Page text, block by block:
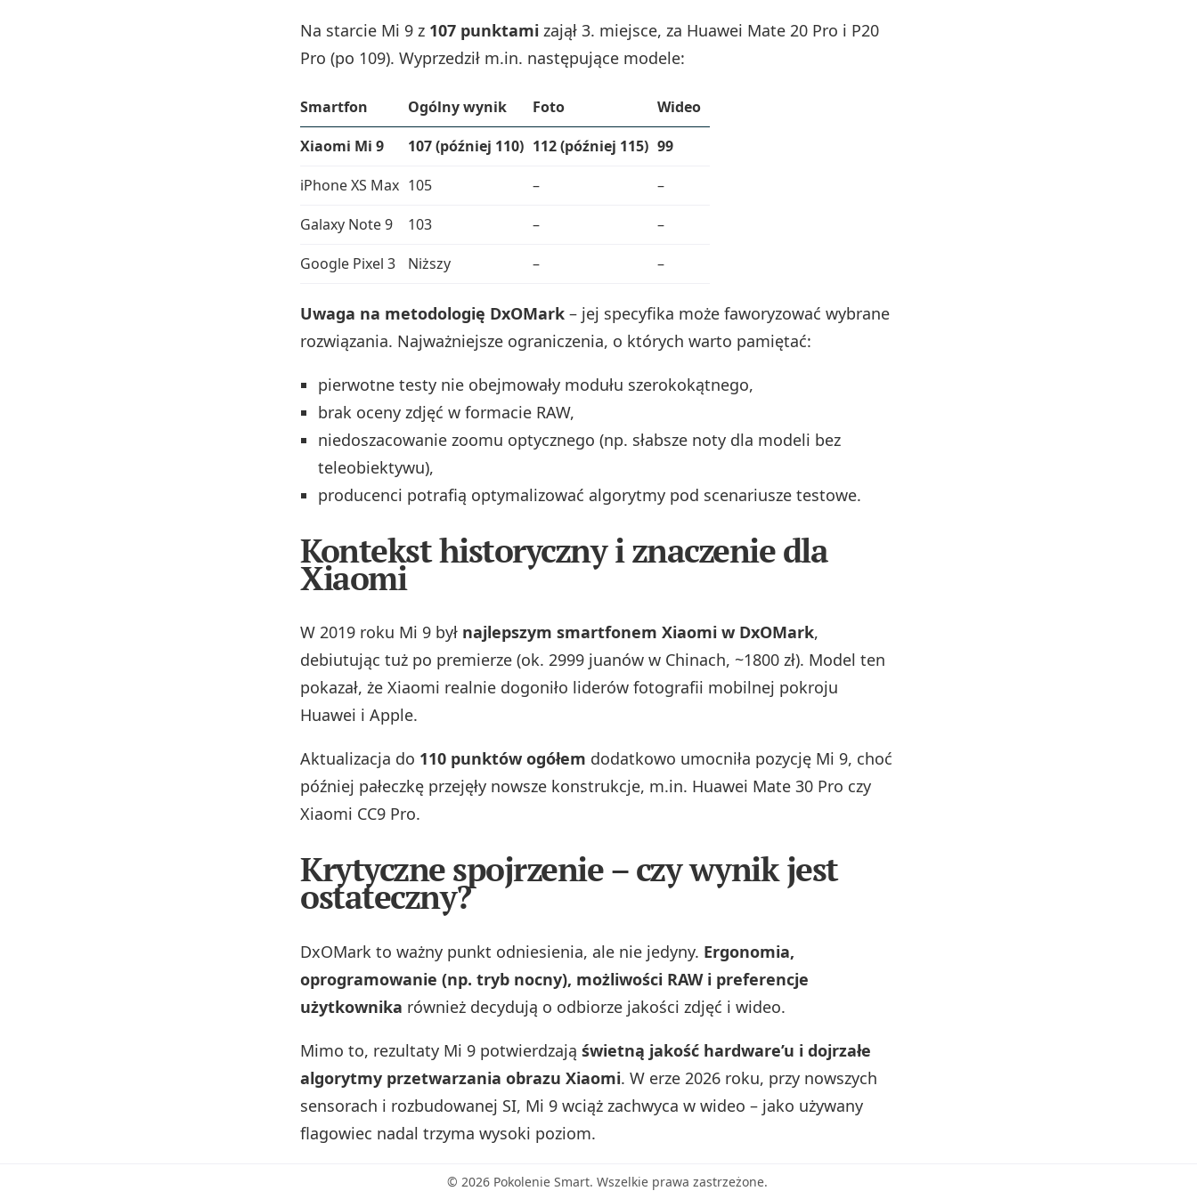
Na starcie Mi 9 z 107 punktami zajął 3. miejsce, za Huawei Mate 20 Pro i P20
Pro (po 109). Wyprzedził m.in. następujące modele:
Smartfon Ogólny wynik Foto
Wideo
Xiaomi Mi 9
107 (później 110) 112 (później 115) 99
iPhone XS Max 105 –
–
Galaxy Note 9
103 –
–
Google Pixel 3
Niższy – –
Uwaga na metodologię DxOMark – jej specyfika może faworyzować wybrane
rozwiązania. Najważniejsze ograniczenia, o których warto pamiętać:
pierwotne testy nie obejmowały modułu szerokokątnego,
brak oceny zdjęć w formacie RAW,
niedoszacowanie zoomu optycznego (np. słabsze noty dla modeli bez
teleobiektywu),
producenci potrafią optymalizować algorytmy pod scenariusze testowe.
Kontekst historyczny i znaczenie dla
Xiaomi
W 2019 roku Mi 9 był najlepszym smartfonem Xiaomi w DxOMark,
debiutując tuż po premierze (ok. 2999 juanów w Chinach, ~1800 zł). Model ten
pokazał, że Xiaomi realnie dogoniło liderów fotografii mobilnej pokroju
Huawei i Apple.
Aktualizacja do 110 punktów ogółem dodatkowo umocniła pozycję Mi 9, choć
później pałeczkę przejęły nowsze konstrukcje, m.in. Huawei Mate 30 Pro czy
Xiaomi CC9 Pro.
Krytyczne spojrzenie – czy wynik jest
ostateczny?
DxOMark to ważny punkt odniesienia, ale nie jedyny. Ergonomia,
oprogramowanie (np. tryb nocny), możliwości RAW i preferencje
użytkownika również decydują o odbiorze jakości zdjęć i wideo.
Mimo to, rezultaty Mi 9 potwierdzają świetną jakość hardware’u i dojrzałe
algorytmy przetwarzania obrazu Xiaomi. W erze 2026 roku, przy nowszych
sensorach i rozbudowanej SI, Mi 9 wciąż zachwyca w wideo – jako używany
flagowiec nadal trzyma wysoki poziom.
© 2026 Pokolenie Smart. Wszelkie prawa zastrzeżone.